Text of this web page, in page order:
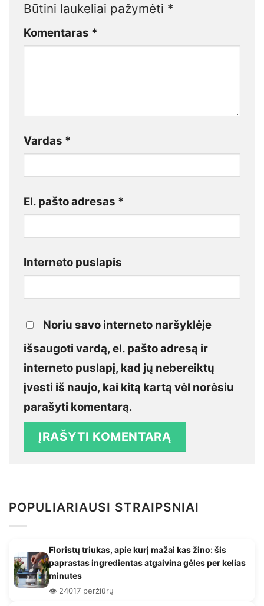
Būtini laukeliai pažymėti *
Komentaras *
Vardas *
El. pašto adresas *
Interneto puslapis
Noriu savo interneto naršyklėje
išsaugoti vardą, el. pašto adresą ir
interneto puslapį, kad jų nebereiktų
įvesti iš naujo, kai kitą kartą vėl norėsiu
parašyti komentarą.
POPULIARIAUSI STRAIPSNIAI
Floristų triukas, apie kurį mažai kas žino: šis
paprastas ingredientas atgaivina gėles per kelias
minutes
👁️ 24017 peržiūrų